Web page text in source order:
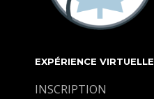
EXPÉRIENCE VIRTUELLE
INSCRIPTION